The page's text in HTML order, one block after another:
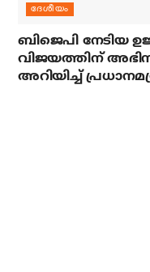
ദേശീയം
ബിജെപി നേടിയ
വിജയത്തിന്
അറിയിച്ച്